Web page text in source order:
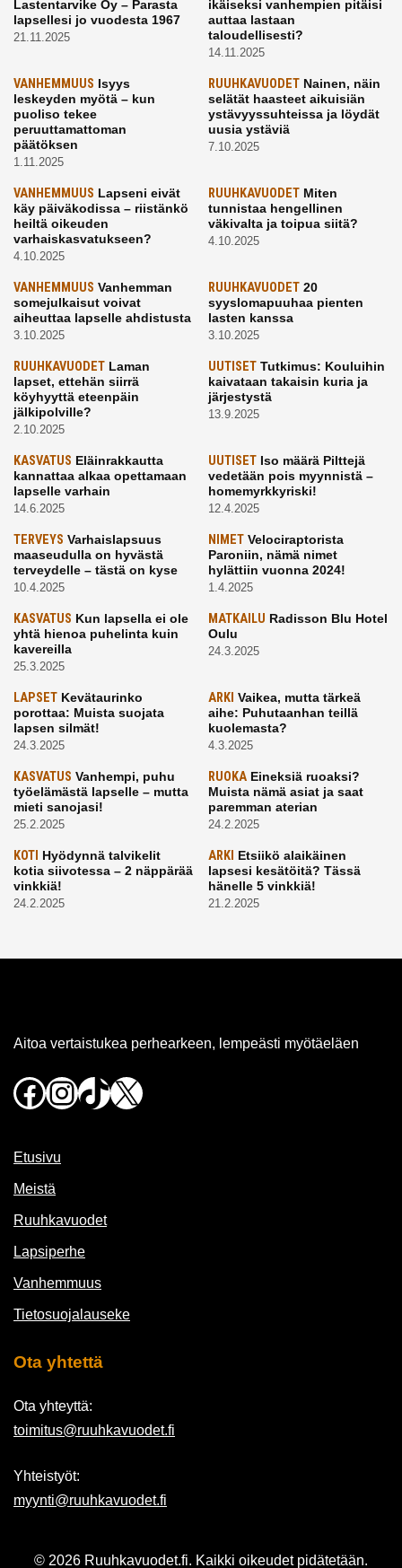
Lastentarvike Oy – Parasta
lapsellesi jo vuodesta 1967
21.11.2025
ikäiseksi vanhempien pitäisi
auttaa lastaan
taloudellisesti?
14.11.2025
VANHEMMUUS Isyys
leskeyden myötä – kun
puoliso tekee
peruuttamattoman
päätöksen
1.11.2025
RUUHKAVUODETNainen, näin
selätät haasteet aikuisiän
ystävyyssuhteissa ja löydät
uusia ystäviä
7.10.2025
VANHEMMUUS Lapseni eivät
käy päiväkodissa – riistänkö
heiltä oikeuden
varhaiskasvatukseen?
4.10.2025
RUUHKAVUODETMiten
tunnistaa hengellinen
väkivalta ja toipua siitä?
4.10.2025
VANHEMMUUS Vanhemman
somejulkaisut voivat
aiheuttaa lapselle ahdistusta
3.10.2025
RUUHKAVUODET20
syyslomapuuhaa pienten
lasten kanssa
3.10.2025
RUUHKAVUODET Laman
lapset, ettehän siirrä
köyhyyttä eteenpäin
jälkipolville?
2.10.2025
UUTISETTutkimus: Kouluihin
kaivataan takaisin kuria ja
järjestystä
13.9.2025
KASVATUS Eläinrakkautta
kannattaa alkaa opettamaan
lapselle varhain
14.6.2025
UUTISETIso määrä Pilttejä
vedetään pois myynnistä –
homemyrkkyriski!
12.4.2025
TERVEYS Varhaislapsuus
maaseudulla on hyvästä
terveydelle – tästä on kyse
10.4.2025
NIMETVelociraptorista
Paroniin, nämä nimet
hylättiin vuonna 2024!
1.4.2025
KASVATUS Kun lapsella ei ole
yhtä hienoa puhelinta kuin
kavereilla
25.3.2025
MATKAILU Radisson Blu Hotel
Oulu
24.3.2025
LAPSET Kevätaurinko
porottaa: Muista suojata
lapsen silmät!
24.3.2025
ARKI Vaikea, mutta tärkeä
aihe: Puhutaanhan teillä
kuolemasta?
4.3.2025
KASVATUS Vanhempi, puhu
työelämästä lapselle – mutta
mieti sanojasi!
25.2.2025
RUOKAEineksiä ruoaksi?
Muista nämä asiat ja saat
paremman aterian
24.2.2025
KOTI Hyödynnä talvikelit
kotia siivotessa – 2 näppärää
vinkkiä!
24.2.2025
ARKI Etsiikö alaikäinen
lapsesi kesätöitä? Tässä
hänelle 5 vinkkiä!
21.2.2025
Aitoa vertaistukea perhearkeen, lempeästi myötäeläen
Facebook
Instagram
TikTok
X
Etusivu
Meistä
Ruuhkavuodet
Lapsiperhe
Vanhemmuus
Tietosuojalauseke
Ota yhtettä
Ota yhteyttä:
toimitus@ruuhkavuodet.fi
Yhteistyöt:
myynti@ruuhkavuodet.fi
© 2026 Ruuhkavuodet.fi. Kaikki oikeudet pidätetään.